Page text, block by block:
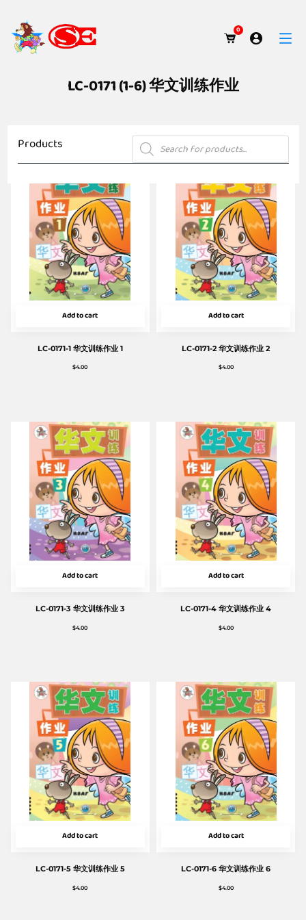
0
LC-0171 (1-6) 华文训练作业
Products Products
search
Add to cart
LC-0171-1 华文训练作业 1
$4.00
Add to cart
LC-0171-2 华文训练作业 2
$4.00
Add to cart
LC-0171-3 华文训练作业 3
$4.00
Add to cart
LC-0171-4 华文训练作业 4
$4.00
Add to cart
LC-0171-5 华文训练作业 5
$4.00
Add to cart
LC-0171-6 华文训练作业 6
$4.00